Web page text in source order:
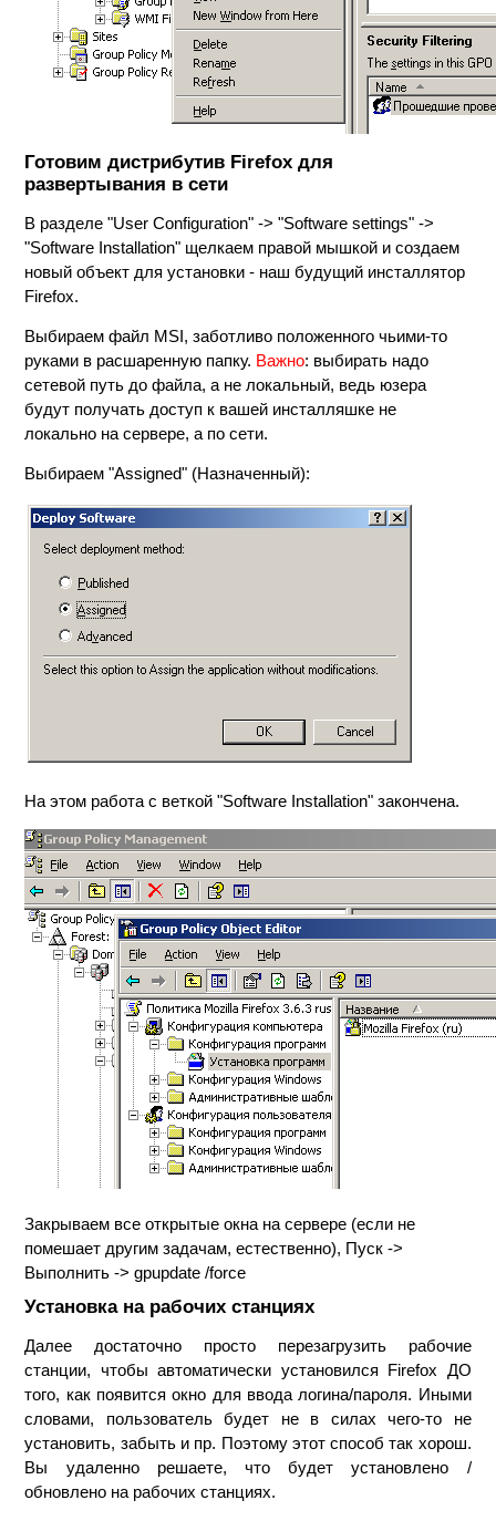
Готовим дистрибутив Firefox для
развертывания в сети
В разделе "User Configuration" -> "Software settings" ->
"Software Installation" щелкаем правой мышкой и создаем
новый объект для установки - наш будущий инсталлятор
Firefox.
Выбираем файл MSI, заботливо положенного чьими-то
руками в расшаренную папку. Важно: выбирать надо
сетевой путь до файла, а не локальный, ведь юзера
будут получать доступ к вашей инсталляшке не
локально на сервере, а по сети.
Выбираем "Assigned" (Назначенный):
На этом работа с веткой "Software Installation" закончена.
Закрываем все открытые окна на сервере (если не
помешает другим задачам, естественно), Пуск ->
Выполнить -> gpupdate /force
Установка на рабочих станциях
Далее достаточно просто перезагрузить рабочие
станции, чтобы автоматически установился Firefox ДО
того, как появится окно для ввода логина/пароля. Иными
словами, пользователь будет не в силах чего-то не
установить, забыть и пр. Поэтому этот способ так хорош.
Вы удаленно решаете, что будет установлено /
обновлено на рабочих станциях.